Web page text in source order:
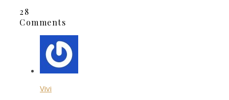
28
Comments
Vivi